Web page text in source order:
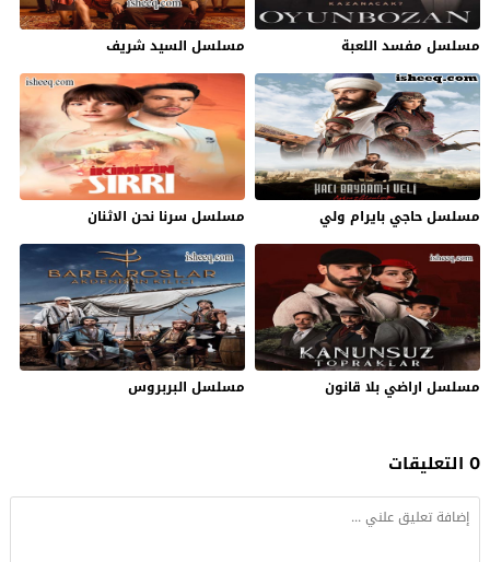
مسلسل مفسد اللعبة مسلسل السيد شريف
مسلسل حاجي بايرام ولي مسلسل سرنا نحن الاثنان
مسلسل اراضي بلا قانون مسلسل البربروس
0 التعليقات